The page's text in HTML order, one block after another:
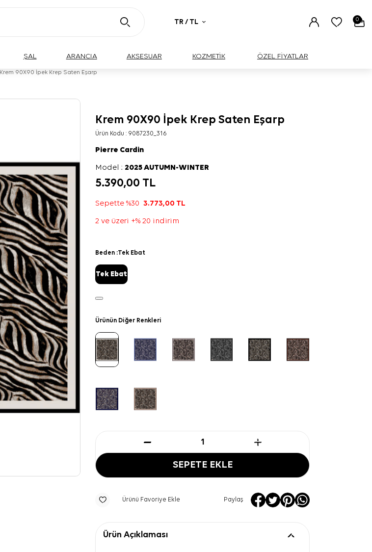
TR / TL 0
ŞAL ARANCIA AKSESUAR KOZMETİK ÖZEL FİYATLAR
Krem 90X90 İpek Krep Saten Eşarp
Krem 90X90 İpek Krep Saten Eşarp
Ürün Kodu : 9087230_316
Pierre Cardin
Model :2025 AUTUMN-WINTER
5.390,00 TL
Sepette %303.773,00 TL
2 ve üzeri +% 20 indirim
Beden :Tek Ebat
Tek Ebat
Ürünün Diğer Renkleri
SEPETE EKLE
Ürünü Favoriye Ekle Paylaş
Ürün Açıklaması